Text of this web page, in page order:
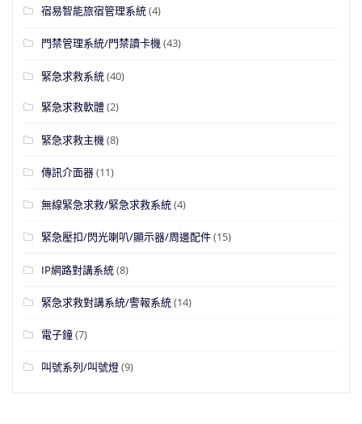
宿易智能旅宿管理系統(4)
門禁管理系統/門禁讀卡機(43)
緊急求救系統(40)
緊急求救軟體(2)
緊急求救主機(8)
傳訊介面器(11)
無線緊急求救/緊急求救系統(4)
緊急壓扣/閃光喇叭/顯示器/周邊配件(15)
IP網路對講系統(8)
緊急求救對講系統/警報系統(14)
電子鐘(7)
叫號系列/叫號燈(9)